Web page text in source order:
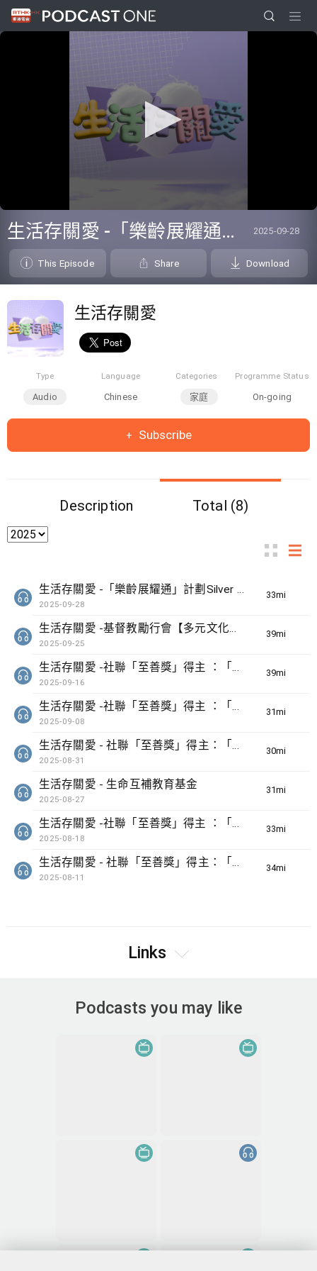
seconds
of
seconds
生活存關愛 -「樂齡展耀通」計劃Silver Connect 2025-09-28
This Episode Share Download
生活存關愛
Type
Audio
Language
Chinese
Categories
家庭
Programme Status
On-going
Subscribe
Description Total (8)
33min(s)
生活存關愛 -「樂齡展耀通」計劃Silver Connect
2025-09-28
39min(s)
生活存關愛 -基督教勵行會【多元文化匯館】計劃
2025-09-25
39min(s)
生活存關愛 -社聯「至善獎」得主 ：「香港小童群益會 賽馬會「家自在」計劃 」
2025-09-16
31min(s)
生活存關愛 -社聯「至善獎」得主 ：「明愛勞動友善社區計劃」
2025-09-08
30min(s)
生活存關愛 - 社聯「至善獎」得主：「發音王國大冒險 - 兒童語音障礙早期識別及介入計劃 」
2025-08-31
31min(s)
生活存關愛 - ​生命互補教育基金
2025-08-27
33min(s)
生活存關愛 -社聯「至善獎」得主 ：「恩童計劃 」
2025-08-18
34min(s)
生活存關愛 - 社聯「至善獎」得主：「Chill Lab超正常研究室」
2025-08-11
Links
Podcasts you may like